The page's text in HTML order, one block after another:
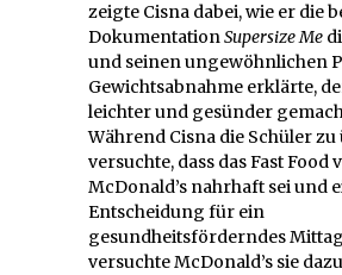
zeigte Cisna dabei, wie er die
DokumentationSupersize Me
und seinen ungewöhnlichen
Gewichtsabnahme erklärte,
leichter und gesünder
Während Cisna die Schüler
versuchte, dass das Fast Food
McDonald’s nahrhaft sei und
Entscheidung für ein
gesundheitsförderndes
versuchte McDonald’s sie